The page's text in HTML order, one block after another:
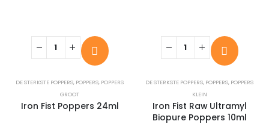
DE STERKSTE POPPERS, POPPERS, POPPERS
GROOT
Iron Fist Poppers 24ml
DE STERKSTE POPPERS, POPPERS, POPPERS
KLEIN
Iron Fist Raw Ultramyl
Biopure Poppers 10ml